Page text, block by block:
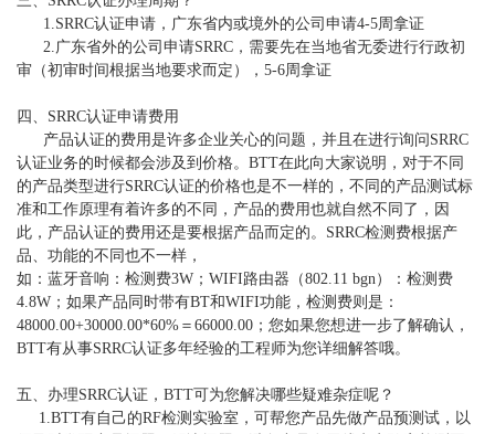
1.SRRC认证申请，广东省内或境外的公司申请4-5周拿证
2.广东省外的公司申请SRRC ，需要先在当地省无委进行行政初
审（初审时间根据当地要求而定）， 5-6周拿证
四、 SRRC认证申请费用
产品认证的费用是许多企业关心的问题，并且在进行询问 SRRC
认证业务的时候都会涉及到价格。 BTT在此向大家说明，对于不同
的产品类型进行SRRC认证的价格也是不一样的，不同的产品测试标
准和工作原理有着许多的不同，产品的费用也就自然不同了，因
此，产品认证的费用还是要根据产品而定的。 SRRC检测费根据产
品、功能的不同也不一样，
如：蓝牙音响：检测费3W ； WIFI路由器（802.11 bgn）：检测费
4.8W ；如果产品同时带有BT和WIFI功能，检测费则是：
48000.00+30000.00*60% ＝ 66000.00 ；您如果您想进一步了解确认，
BTT有从事SRRC认证多年经验的工程师为您详细解答哦。
五、办理SRRC认证， BTT可为您解决哪些疑难杂症呢？
1.BTT有自己的RF检测实验室，可帮您产品先做产品预测试，以